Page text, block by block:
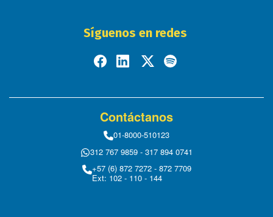
Síguenos en redes
Contáctanos
01-8000-510123
312 767 9859 - 317 894 0741
+57 (6) 872 7272 - 872 7709
Ext: 102 - 110 - 144